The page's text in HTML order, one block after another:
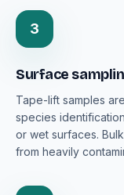
3
Surface
Tape-lift samples
species
or wet surfaces.
from heavily